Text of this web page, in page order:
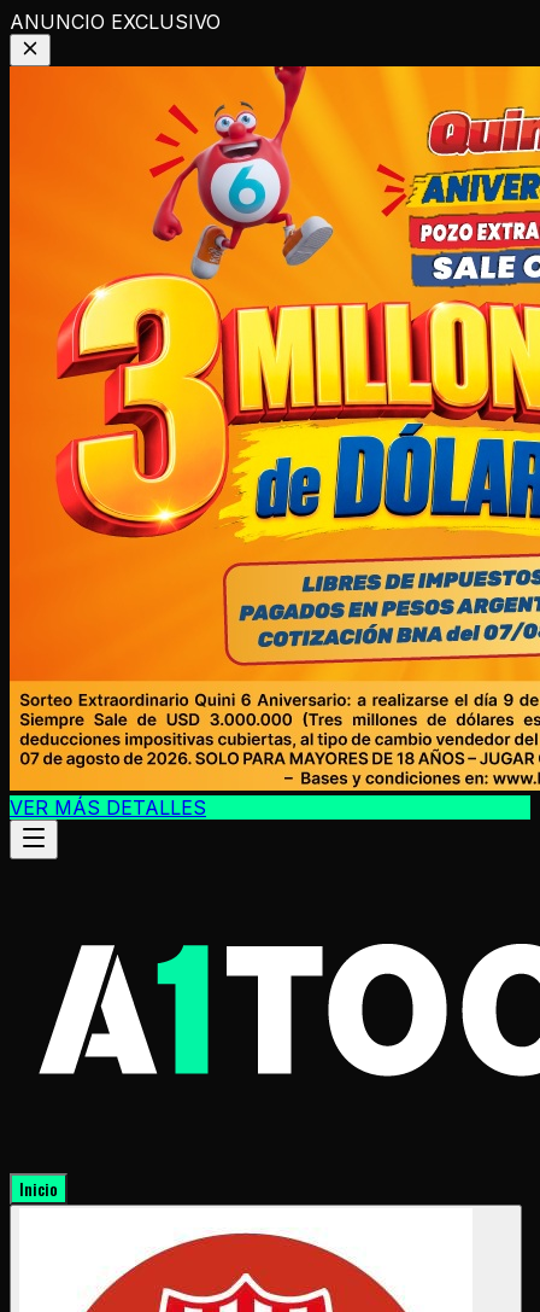
ANUNCIO EXCLUSIVO
VER MÁS DETALLES
Inicio